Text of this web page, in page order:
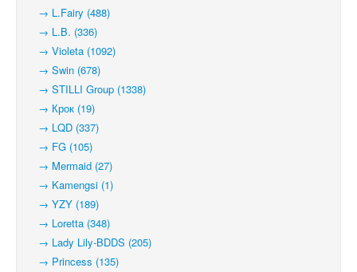
→ L.Fairy (488)
→ L.B. (336)
→ Violeta (1092)
→ Swin (678)
→ STILLI Group (1338)
→ Крок (19)
→ LQD (337)
→ FG (105)
→ Mermaid (27)
→ Kamengsi (1)
→ YZY (189)
→ Loretta (348)
→ Lady Lily-BDDS (205)
→ Princess (135)